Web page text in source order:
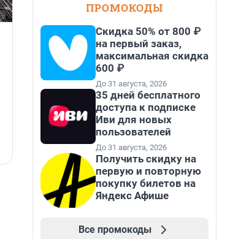
На водоёмах Ленобласти
заработали новые базовые
станции МегаФона
Инженеры МегаФона установили телеком-
оборудование на популярных водоёмах
Ленинградской области. Базовые станции
вблизи Лемболовского и Раздолинского озёр,
а также недалеко от Большого Тосненского
водопада.
7 августа, 14:59
ПРОМОКОДЫ
Скидка 50% от 800 ₽
на первый заказ,
максимальная скидка
600 ₽
До 31 августа, 2026
35 дней бесплатного
доступа к подписке
Иви для новых
пользователей
До 31 августа, 2026
Получить скидку на
первую и повторную
покупку билетов на
Яндекс Афише
Все промокоды